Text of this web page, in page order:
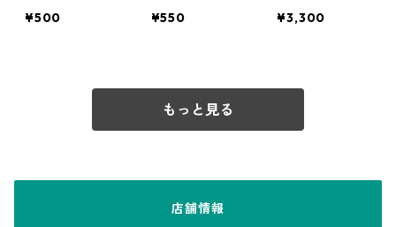
【オーガニッ
¥500
ー 25g
¥550
ック】
¥3,300
もっと見る
店舗情報